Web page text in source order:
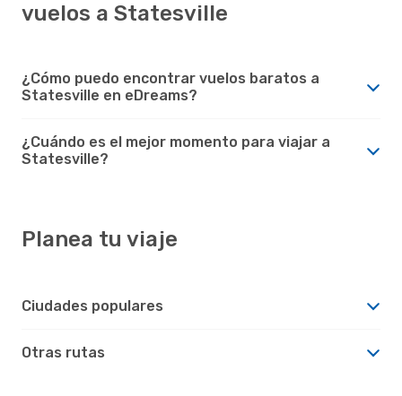
vuelos a Statesville
¿Cómo puedo encontrar vuelos baratos a
Statesville en eDreams?
¿Cuándo es el mejor momento para viajar a
Statesville?
Planea tu viaje
Ciudades populares
Otras rutas